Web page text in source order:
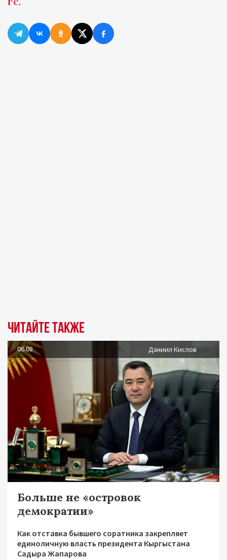
Читайте также
06.08 Даниил Кислов
Больше не «островок
демократии»
Как отставка бывшего соратника закрепляет
единоличную власть президента Кыргыстана
Садыра Жапарова